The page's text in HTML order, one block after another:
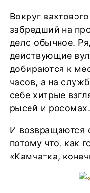
Вокруг
забредший на
дело обычное.
действующие
добираются к
часов, а на
себе хитрые
рысей и росомах.
И возвращаются
потому что, как
«Камчатка,